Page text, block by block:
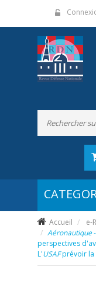
Accueil e-
Aéronautique
perspectives
L'USAFprévoir la